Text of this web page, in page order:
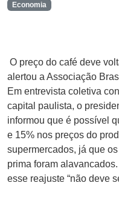
Economia
O preço do café deve
alertou a Associação
Em entrevista coletiva
capital paulista, o
informou que é possível
e 15% nos preços do
supermercados, já que
prima foram
esse reajuste “não deve